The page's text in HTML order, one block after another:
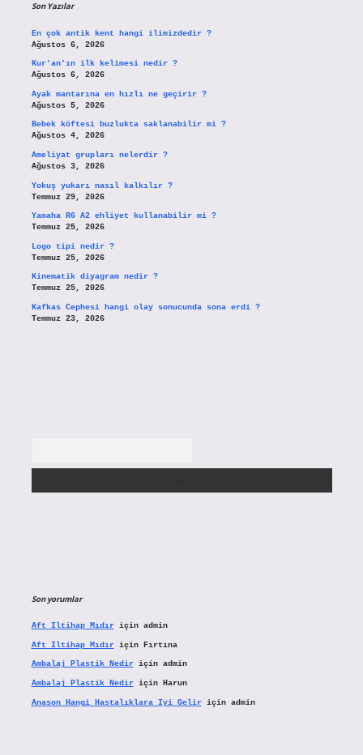
Son Yazılar
En çok antik kent hangi ilimizdedir ?
Ağustos 6, 2026
Kur’an’ın ilk kelimesi nedir ?
Ağustos 6, 2026
Ayak mantarına en hızlı ne geçirir ?
Ağustos 5, 2026
Bebek köftesi buzlukta saklanabilir mi ?
Ağustos 4, 2026
Ameliyat grupları nelerdir ?
Ağustos 3, 2026
Yokuş yukarı nasıl kalkılır ?
Temmuz 29, 2026
Yamaha R6 A2 ehliyet kullanabilir mi ?
Temmuz 25, 2026
Logo tipi nedir ?
Temmuz 25, 2026
Kinematik diyagram nedir ?
Temmuz 25, 2026
Kafkas Cephesi hangi olay sonucunda sona erdi ?
Temmuz 23, 2026
Son yorumlar
Aft Iltihap Mıdıriçin admin
Aft Iltihap Mıdıriçin Fırtına
Ambalaj Plastik Nediriçin admin
Ambalaj Plastik Nediriçin Harun
Anason Hangi Hastalıklara Iyi Geliriçin admin